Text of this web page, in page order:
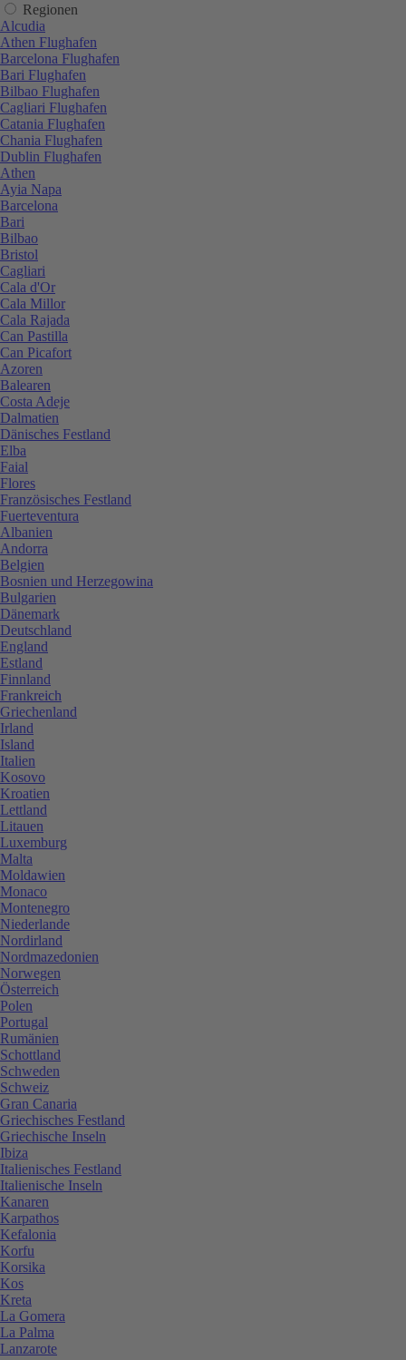
Regionen
Alcudia
Athen Flughafen
Barcelona Flughafen
Bari Flughafen
Bilbao Flughafen
Cagliari Flughafen
Catania Flughafen
Chania Flughafen
Dublin Flughafen
Athen
Ayia Napa
Barcelona
Bari
Bilbao
Bristol
Cagliari
Cala d'Or
Cala Millor
Cala Rajada
Can Pastilla
Can Picafort
Azoren
Balearen
Costa Adeje
Dalmatien
Dänisches Festland
Elba
Faial
Flores
Französisches Festland
Fuerteventura
Albanien
Andorra
Belgien
Bosnien und Herzegowina
Bulgarien
Dänemark
Deutschland
England
Estland
Finnland
Frankreich
Griechenland
Irland
Island
Italien
Kosovo
Kroatien
Lettland
Litauen
Luxemburg
Malta
Moldawien
Monaco
Montenegro
Niederlande
Nordirland
Nordmazedonien
Norwegen
Österreich
Polen
Portugal
Rumänien
Schottland
Schweden
Schweiz
Gran Canaria
Griechisches Festland
Griechische Inseln
Ibiza
Italienisches Festland
Italienische Inseln
Kanaren
Karpathos
Kefalonia
Korfu
Korsika
Kos
Kreta
La Gomera
La Palma
Lanzarote